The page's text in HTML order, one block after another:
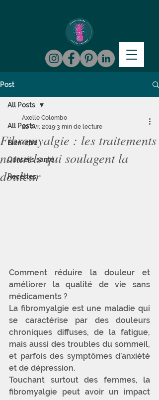
Post
All Posts
Bien-être
Conseils santé
Recettes
All Posts
Fibromyalgie : les traitements
naturels qui soulagent la
douleur
Axelle Colombo
22 avr. 2019 3 min de lecture
Comment réduire la douleur et
améliorer la qualité de vie sans
médicaments ?
La fibromyalgie est une maladie qui
se caractérise par des douleurs
chroniques diffuses, de la fatigue,
mais aussi des troubles du sommeil,
et parfois des symptômes d’anxiété
et de dépression.
Touchant surtout des femmes, la
fibromyalgie peut avoir un impact